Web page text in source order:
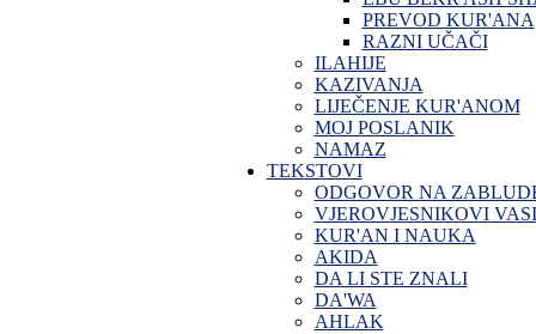
PREVOD KUR'ANA
RAZNI UČAČI
ILAHIJE
KAZIVANJA
LIJEČENJE KUR'ANOM
MOJ POSLANIK
NAMAZ
TEKSTOVI
ODGOVOR NA
VJEROVJESNIKOVI
KUR'AN I NAUKA
AKIDA
DA LI STE ZNALI
DA'WA
AHLAK